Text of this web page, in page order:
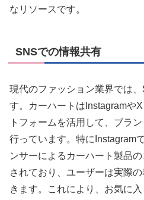
なリソースです。
SNSでの情報共有
現代のファッション業界では
す。カーハートはInstagramや
トフォームを活用して、ブラ
行っています。特にInstagram
ンサーによるカーハート製品
されており、ユーザーは実際
きます。これにより、お気に